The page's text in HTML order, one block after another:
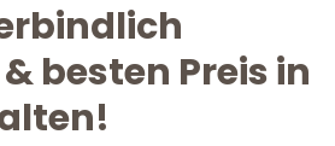
besten Preis in